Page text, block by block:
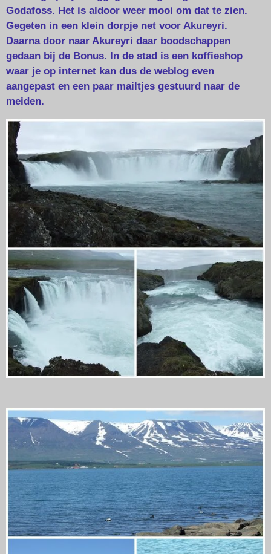
Godafoss. Het is aldoor weer mooi om dat te zien.
Gegeten in een klein dorpje net voor Akureyri.
Daarna door naar Akureyri daar boodschappen
gedaan bij de Bonus. In de stad is een koffieshop
waar je op internet kan dus de weblog even
aangepast en een paar mailtjes gestuurd naar de
meiden.